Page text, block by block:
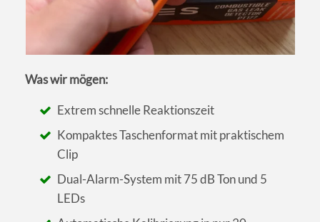
Was wir mögen:
Extrem schnelle Reaktionszeit
Kompaktes Taschenformat mit praktischem
Clip
Dual-Alarm-System mit 75 dB Ton und 5
LEDs